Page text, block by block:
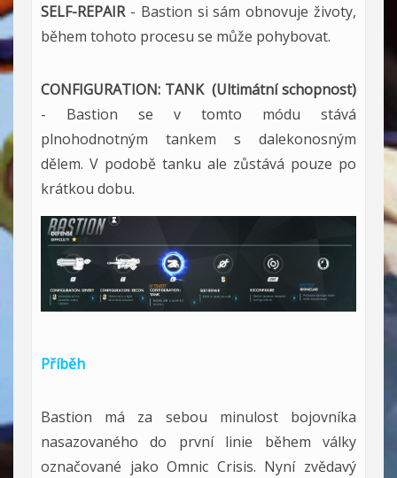
SELF-REPAIR - Bastion si sám obnovuje životy,
během tohoto procesu se může pohybovat.
CONFIGURATION: TANK (Ultimátní schopnost)
- Bastion se v tomto módu stává
plnohodnotným tankem s dalekonosným
dělem. V podobě tanku ale zůstává pouze po
krátkou dobu.
Příběh
Bastion má za sebou minulost bojovníka
nasazovaného do první linie během války
označované jako Omnic Crisis. Nyní zvědavý